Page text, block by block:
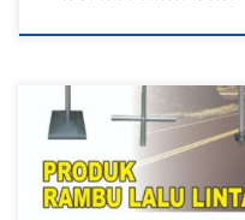
Rambu Peringatan, Jual
Lintas, Harga Rambu Lalu